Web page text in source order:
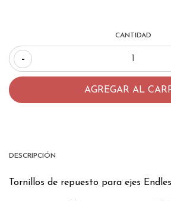
CANTIDAD
-
DESCRIPCIÓN
Tornillos de repuesto para ejes